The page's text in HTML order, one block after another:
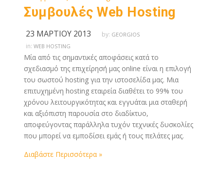
Συμβουλές Web Hosting
23 ΜΑΡΤΊΟΥ 2013 by: GEORGIOS
in: WEB HOSTING
Μία από τις σημαντικές αποφάσεις κατά το
σχεδιασμό της επιχείρησή μας online είναι η επιλογή
του σωστού hosting για την ιστοσελίδα μας. Μια
επιτυχημένη hosting εταιρεία διαθέτει το 99% του
χρόνου λειτουργικότητας και εγγυάται μια σταθερή
και αξιόπιστη παρουσία στο διαδίκτυο,
αποφεύγοντας παράλληλα τυχόν τεχνικές δυσκολίες
που μπορεί να εμποδίσει εμάς ή τους πελάτες μας.
Διαβάστε Περισσότερα »